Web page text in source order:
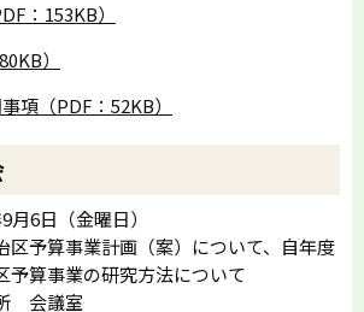
：153KB）
）
項（PDF：52KB）
6日（金曜日）
区予算事業計画（案）について、自年度
予算事業の研究方法について
会議室